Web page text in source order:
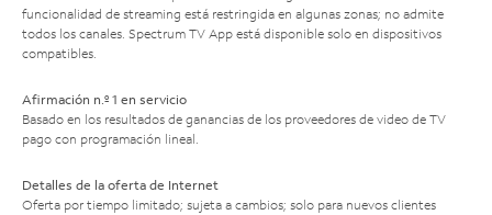
funcionalidad de streaming está restringida en algunas zonas; no admite
todos los canales. Spectrum TV App está disponible solo en dispositivos
compatibles.
Afirmación n.º 1 en servicio
Basado en los resultados de ganancias de los proveedores de video de TV
pago con programación lineal.
Detalles de la oferta de Internet
Oferta por tiempo limitado; sujeta a cambios; solo para nuevos clientes